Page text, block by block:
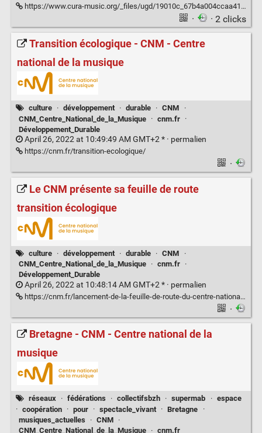
https://www.cura-music.org/_files/ugd/19010c_67b4a004ccaa41f182bc29126f2d4908.pdf
· · 2 clicks
Transition écologique - CNM - Centre
national de la musique
culture · développement · durable · CNM
·
CNM_Centre_National_de_la_Musique
· cnm.fr
·
Développement_Durable
April 26, 2022 at 10:49:49 AM GMT+2 * · permalien
https://cnm.fr/transition-ecologique/
·
Le CNM présente sa feuille de route
transition écologique
culture · développement · durable · CNM
·
CNM_Centre_National_de_la_Musique
· cnm.fr
·
Développement_Durable
April 26, 2022 at 10:48:14 AM GMT+2 * · permalien
https://cnm.fr/lancement-de-la-feuille-de-route-du-centre-national-de-la-musique-dediee-a-la-transition-ecologique/
·
Bretagne - CNM - Centre national de la
musique
réseaux · fédérations · collectifsbzh · supermab · espace
· coopération · pour · spectacle_vivant · Bretagne
·
musiques_actuelles
· CNM
·
CNM_Centre_National_de_la_Musique
· cnm.fr